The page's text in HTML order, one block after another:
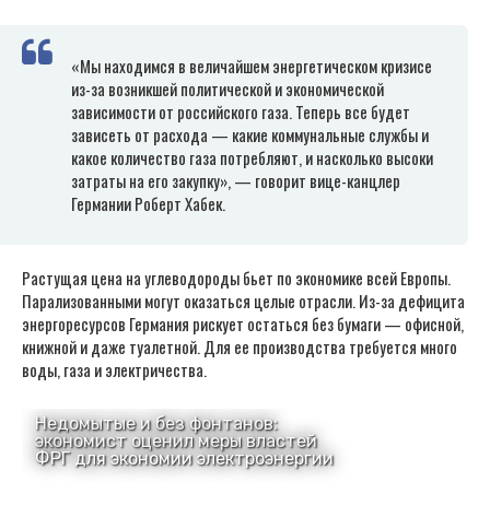
«Мы находимся в величайшем энергетическом кризисе
из-за возникшей политической и экономической
зависимости от российского газа. Теперь все будет
зависеть от расхода — какие коммунальные службы и
какое количество газа потребляют, и насколько высоки
затраты на его закупку», — говорит вице-канцлер
Германии Роберт Хабек.
Растущая цена на углеводороды бьет по экономике всей Европы.
Парализованными могут оказаться целые отрасли. Из-за дефицита
энергоресурсов Германия рискует остаться без бумаги — офисной,
книжной и даже туалетной. Для ее производства требуется много
воды, газа и электричества.